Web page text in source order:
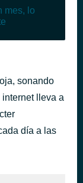
mes, lo
sonando
lleva a
día a las